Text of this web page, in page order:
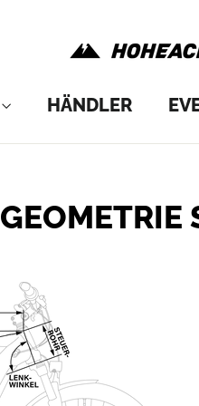
HÄNDLER
GEOMETRIE